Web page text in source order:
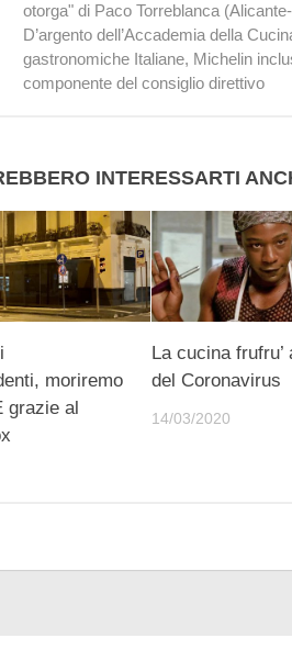
otorga" di Paco Torreblanca
D’argento dell’Accademia della
gastronomiche Italiane, Michelin
componente del consiglio direttivo
INTERESSARTI
moriremo
grazie al
La cucina frufru’
del Coronavirus
14/03/2020